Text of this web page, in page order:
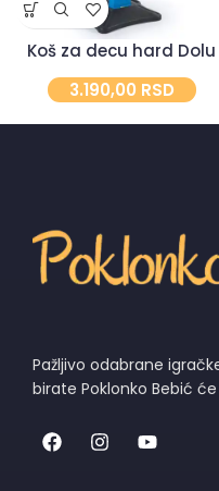
Koš za decu hard Dolu
3.190,00 RSD
Pažljivo odabrane
birate Poklonko Bebić